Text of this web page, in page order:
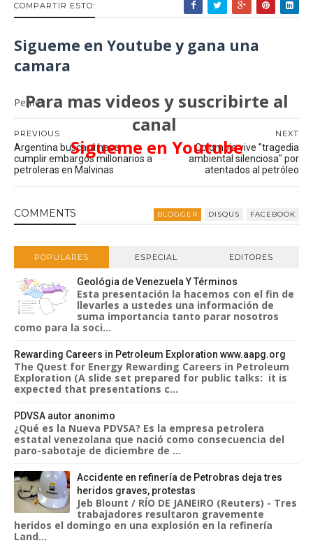
COMPARTIR ESTO:
Sigueme en Youtube y gana una
camara
Para mas videos y suscribirte al
canal
Sigueme en Youtube
Pemex
NEXT
Colombia vive "tragedia
ambiental silenciosa" por
atentados al petróleo
PREVIOUS
Argentina buscará hacer
cumplir embargos millonarios a
petroleras en Malvinas
COMMENTS BLOGGER DISQUS FACEBOOK
POPULARES ESPECIAL EDITORES
Geológia de Venezuela Y Términos
Esta presentación la hacemos con el fin de
llevarles a ustedes una información de
suma importancia tanto parar nosotros
como para la soci...
Rewarding Careers in Petroleum Exploration www.aapg.org
The Quest for Energy Rewarding Careers in Petroleum
Exploration (A slide set prepared for public talks: it is
expected that presentations c...
PDVSA autor anonimo
¿Qué es la Nueva PDVSA? Es la empresa petrolera
estatal venezolana que nació como consecuencia del
paro-sabotaje de diciembre de ...
Accidente en refinería de Petrobras deja tres
heridos graves, protestas
Jeb Blount / RÍO DE JANEIRO (Reuters) - Tres
trabajadores resultaron gravemente
heridos el domingo en una explosión en la refinería
Land...